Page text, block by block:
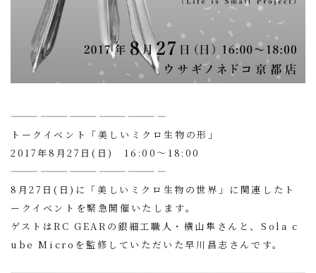
————————————————
トークイベント「美しいミクロ生物の形」
2017年8月27日(日) 16:00〜18:00
————————————————
8月27日(日)に「美しいミクロ生物の世界」に関連したト
ークイベントを緊急開催いたします。
ゲストはRC GEARの銀細工職人・横山隼さんと、Sola c
ube Microを監修していただいた早川昌志さんです。